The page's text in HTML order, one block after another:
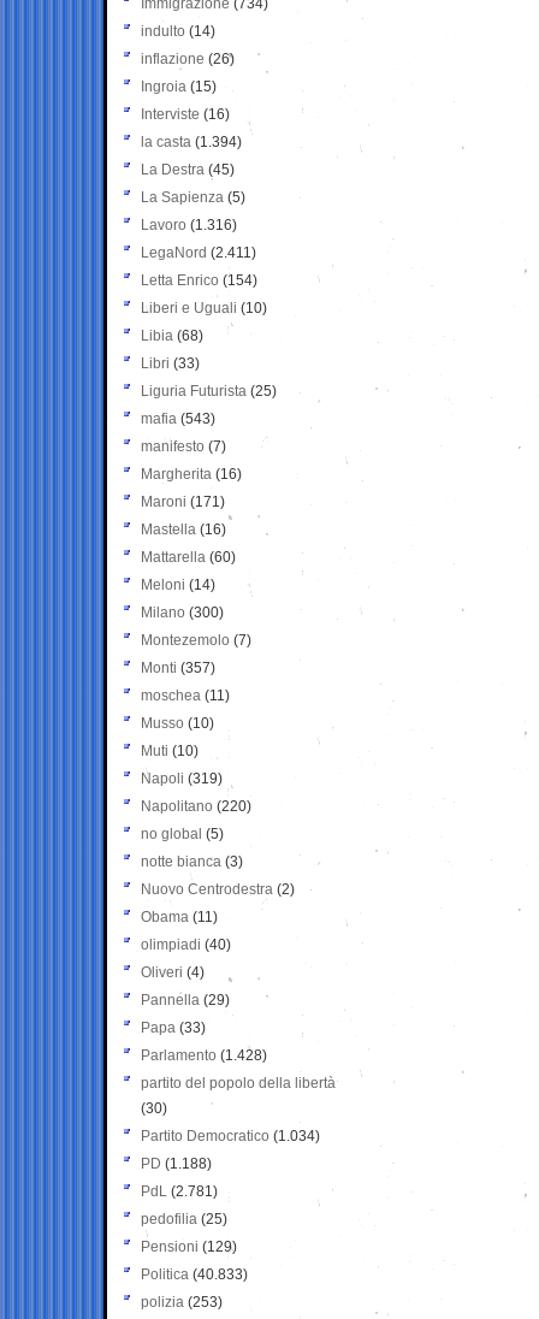
Immigrazione (734)
indulto (14)
inflazione (26)
Ingroia (15)
Interviste (16)
la casta (1.394)
La Destra (45)
La Sapienza (5)
Lavoro (1.316)
LegaNord (2.411)
Letta Enrico (154)
Liberi e Uguali (10)
Libia (68)
Libri (33)
Liguria Futurista (25)
mafia (543)
manifesto (7)
Margherita (16)
Maroni (171)
Mastella (16)
Mattarella (60)
Meloni (14)
Milano (300)
Montezemolo (7)
Monti (357)
moschea (11)
Musso (10)
Muti (10)
Napoli (319)
Napolitano (220)
no global (5)
notte bianca (3)
Nuovo Centrodestra (2)
Obama (11)
olimpiadi (40)
Oliveri (4)
Pannella (29)
Papa (33)
Parlamento (1.428)
partito del popolo della libertà
(30)
Partito Democratico (1.034)
PD (1.188)
PdL (2.781)
pedofilia (25)
Pensioni (129)
Politica (40.833)
polizia (253)